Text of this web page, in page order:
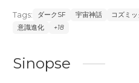
Tags: ダークSF 宇宙神話 コズミ
意識進化
+18
Sinopse